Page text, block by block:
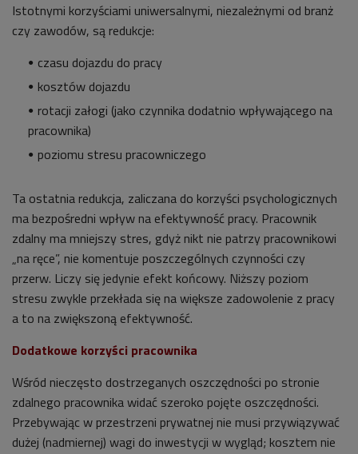
Istotnymi korzyściami uniwersalnymi, niezależnymi od branż
czy zawodów, są redukcje:
czasu dojazdu do pracy
kosztów dojazdu
rotacji załogi (jako czynnika dodatnio wpływającego na
pracownika)
poziomu stresu pracowniczego
Ta ostatnia redukcja, zaliczana do korzyści psychologicznych
ma bezpośredni wpływ na efektywność pracy. Pracownik
zdalny ma mniejszy stres, gdyż nikt nie patrzy pracownikowi
„na ręce”, nie komentuje poszczególnych czynności czy
przerw. Liczy się jedynie efekt końcowy. Niższy poziom
stresu zwykle przekłada się na większe zadowolenie z pracy
a to na zwiększoną efektywność.
Dodatkowe korzyści pracownika
Wśród nieczęsto dostrzeganych oszczędności po stronie
zdalnego pracownika widać szeroko pojęte oszczędności.
Przebywając w przestrzeni prywatnej nie musi przywiązywać
dużej (nadmiernej) wagi do inwestycji w wygląd; kosztem nie